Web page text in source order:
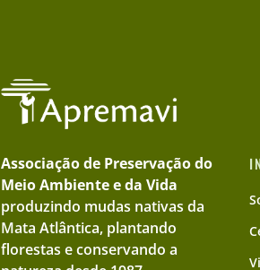
Associação de Preservação do
Meio Ambiente e da Vida
produzindo mudas nativas da
Mata Atlântica, plantando
florestas e conservando a